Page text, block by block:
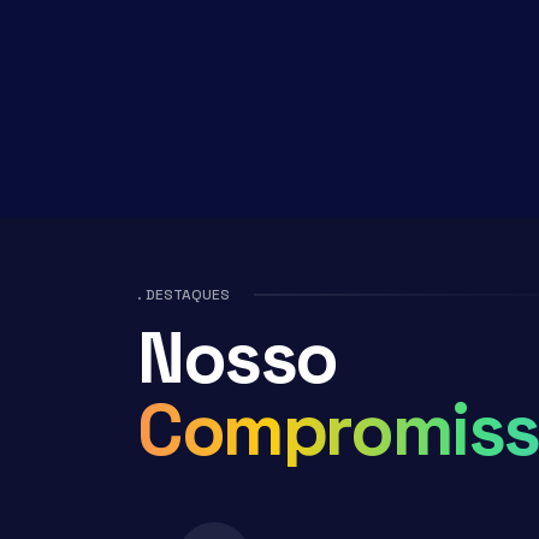
. DESTAQUES
Nosso